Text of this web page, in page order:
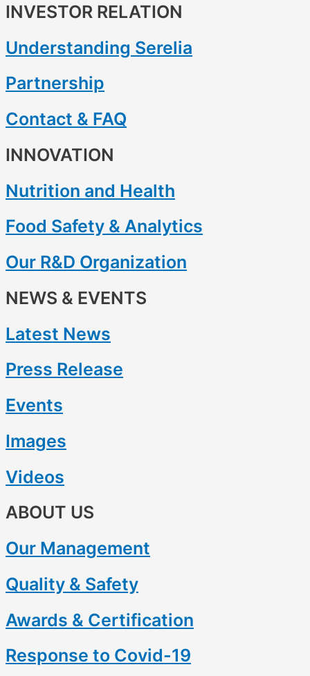
INVESTOR RELATION
Understanding Serelia
Partnership
Contact & FAQ
INNOVATION
Nutrition and Health
Food Safety & Analytics
Our R&D Organization
NEWS & EVENTS
Latest News
Press Release
Events
Images
Videos
ABOUT US
Our Management
Quality & Safety
Awards & Certification
Response to Covid-19